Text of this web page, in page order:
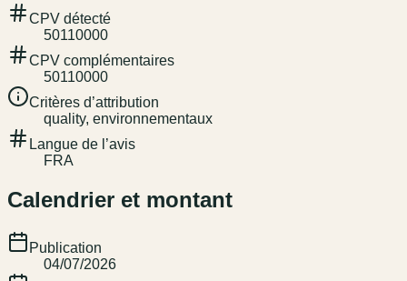
CPV détecté
50110000
CPV complémentaires
50110000
Critères d’attribution
quality, environnementaux
Langue de l’avis
FRA
Calendrier et montant
Publication
04/07/2026